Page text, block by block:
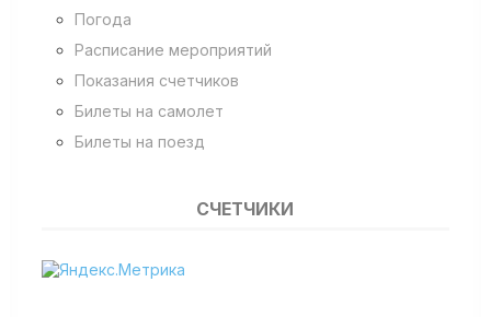
Погода
Расписание мероприятий
Показания счетчиков
Билеты на самолет
Билеты на поезд
СЧЕТЧИКИ